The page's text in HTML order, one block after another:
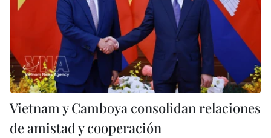
Vietnam y Camboya consolidan relaciones
de amistad y cooperación